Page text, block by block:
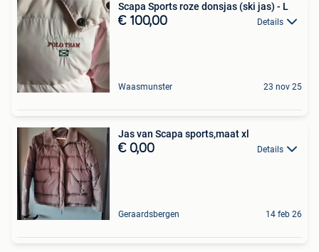
Scapa Sports roze donsjas (ski jas) - L
€ 100,00 Details
Waasmunster 23 nov 25
Jas van Scapa sports,maat xl
€ 0,00 Details
Geraardsbergen 14 feb 26